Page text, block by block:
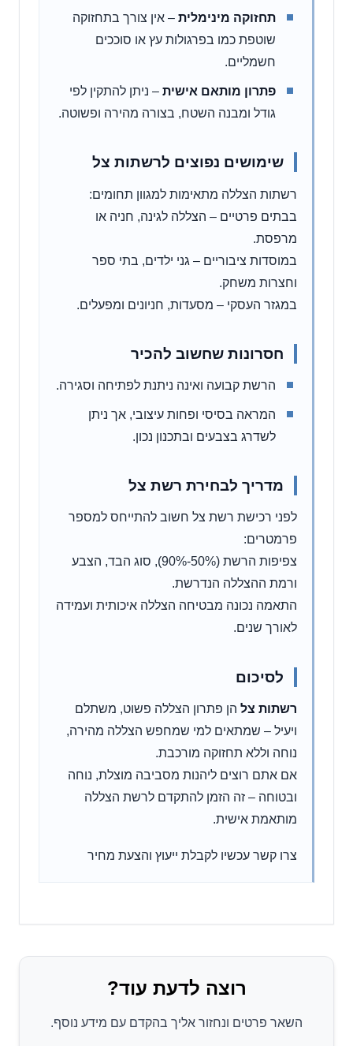
תחזוקה מינימלית– אין צורך בתחזוקה
שוטפת כמו בפרגולות עץ או סוככים
חשמליים.
פתרון מותאם אישית– ניתן להתקין לפי
גודל ומבנה השטח, בצורה מהירה ופשוטה.
שימושים נפוצים לרשתות צל
רשתות הצללה מתאימות למגוון תחומים:
בבתים פרטיים – הצללה לגינה, חניה או
מרפסת.
במוסדות ציבוריים – גני ילדים, בתי ספר
וחצרות משחק.
במגזר העסקי – מסעדות, חניונים ומפעלים.
חסרונות שחשוב להכיר
הרשת קבועה ואינה ניתנת לפתיחה וסגירה.
המראה בסיסי ופחות עיצובי, אך ניתן
לשדרג בצבעים ובתכנון נכון.
מדריך לבחירת רשת צל
לפני רכישת רשת צל חשוב להתייחס למספר
פרמטרים:
צפיפות הרשת (50%-90%), סוג הבד, הצבע
ורמת ההצללה הנדרשת.
התאמה נכונה מבטיחה הצללה איכותית ועמידה
לאורך שנים.
לסיכום
רשתות צלהן פתרון הצללה פשוט, משתלם
ויעיל – שמתאים למי שמחפש הצללה מהירה,
נוחה וללא תחזוקה מורכבת.
אם אתם רוצים ליהנות מסביבה מוצלת, נוחה
ובטוחה – זה הזמן להתקדם לרשת הצללה
מותאמת אישית.
צרו קשר עכשיו לקבלת ייעוץ והצעת מחיר
רוצה לדעת עוד?
השאר פרטים ונחזור אליך בהקדם עם מידע נוסף.